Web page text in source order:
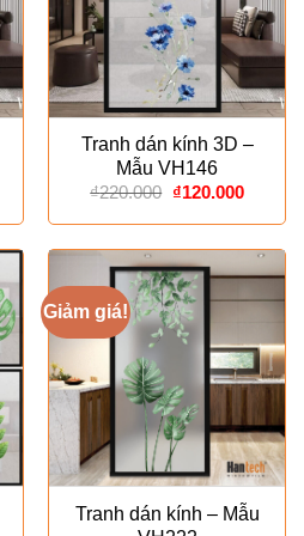
Tranh dán kính 3D –
Mẫu VH146
₫220.000 Giá
là:
₫220.000.
₫120.000Giá
tại
là:
Giảm giá!
Tranh dán kính – Mẫu